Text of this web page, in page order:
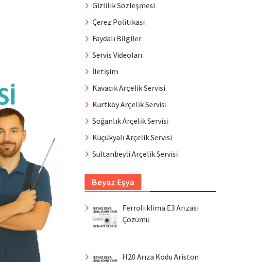
Gizlilik Sözleşmesi
Çerez Politikası
Faydalı Bilgiler
Servis Videoları
İletişim
Kavacık Arçelik Servisi
Kurtköy Arçelik Servisi
Soğanlık Arçelik Servisi
Küçükyalı Arçelik Servisi
Sultanbeyli Arçelik Servisi
Beyaz Eşya
Ferroli klima E3 Arızası
Çözümü
H20 Arıza Kodu Ariston